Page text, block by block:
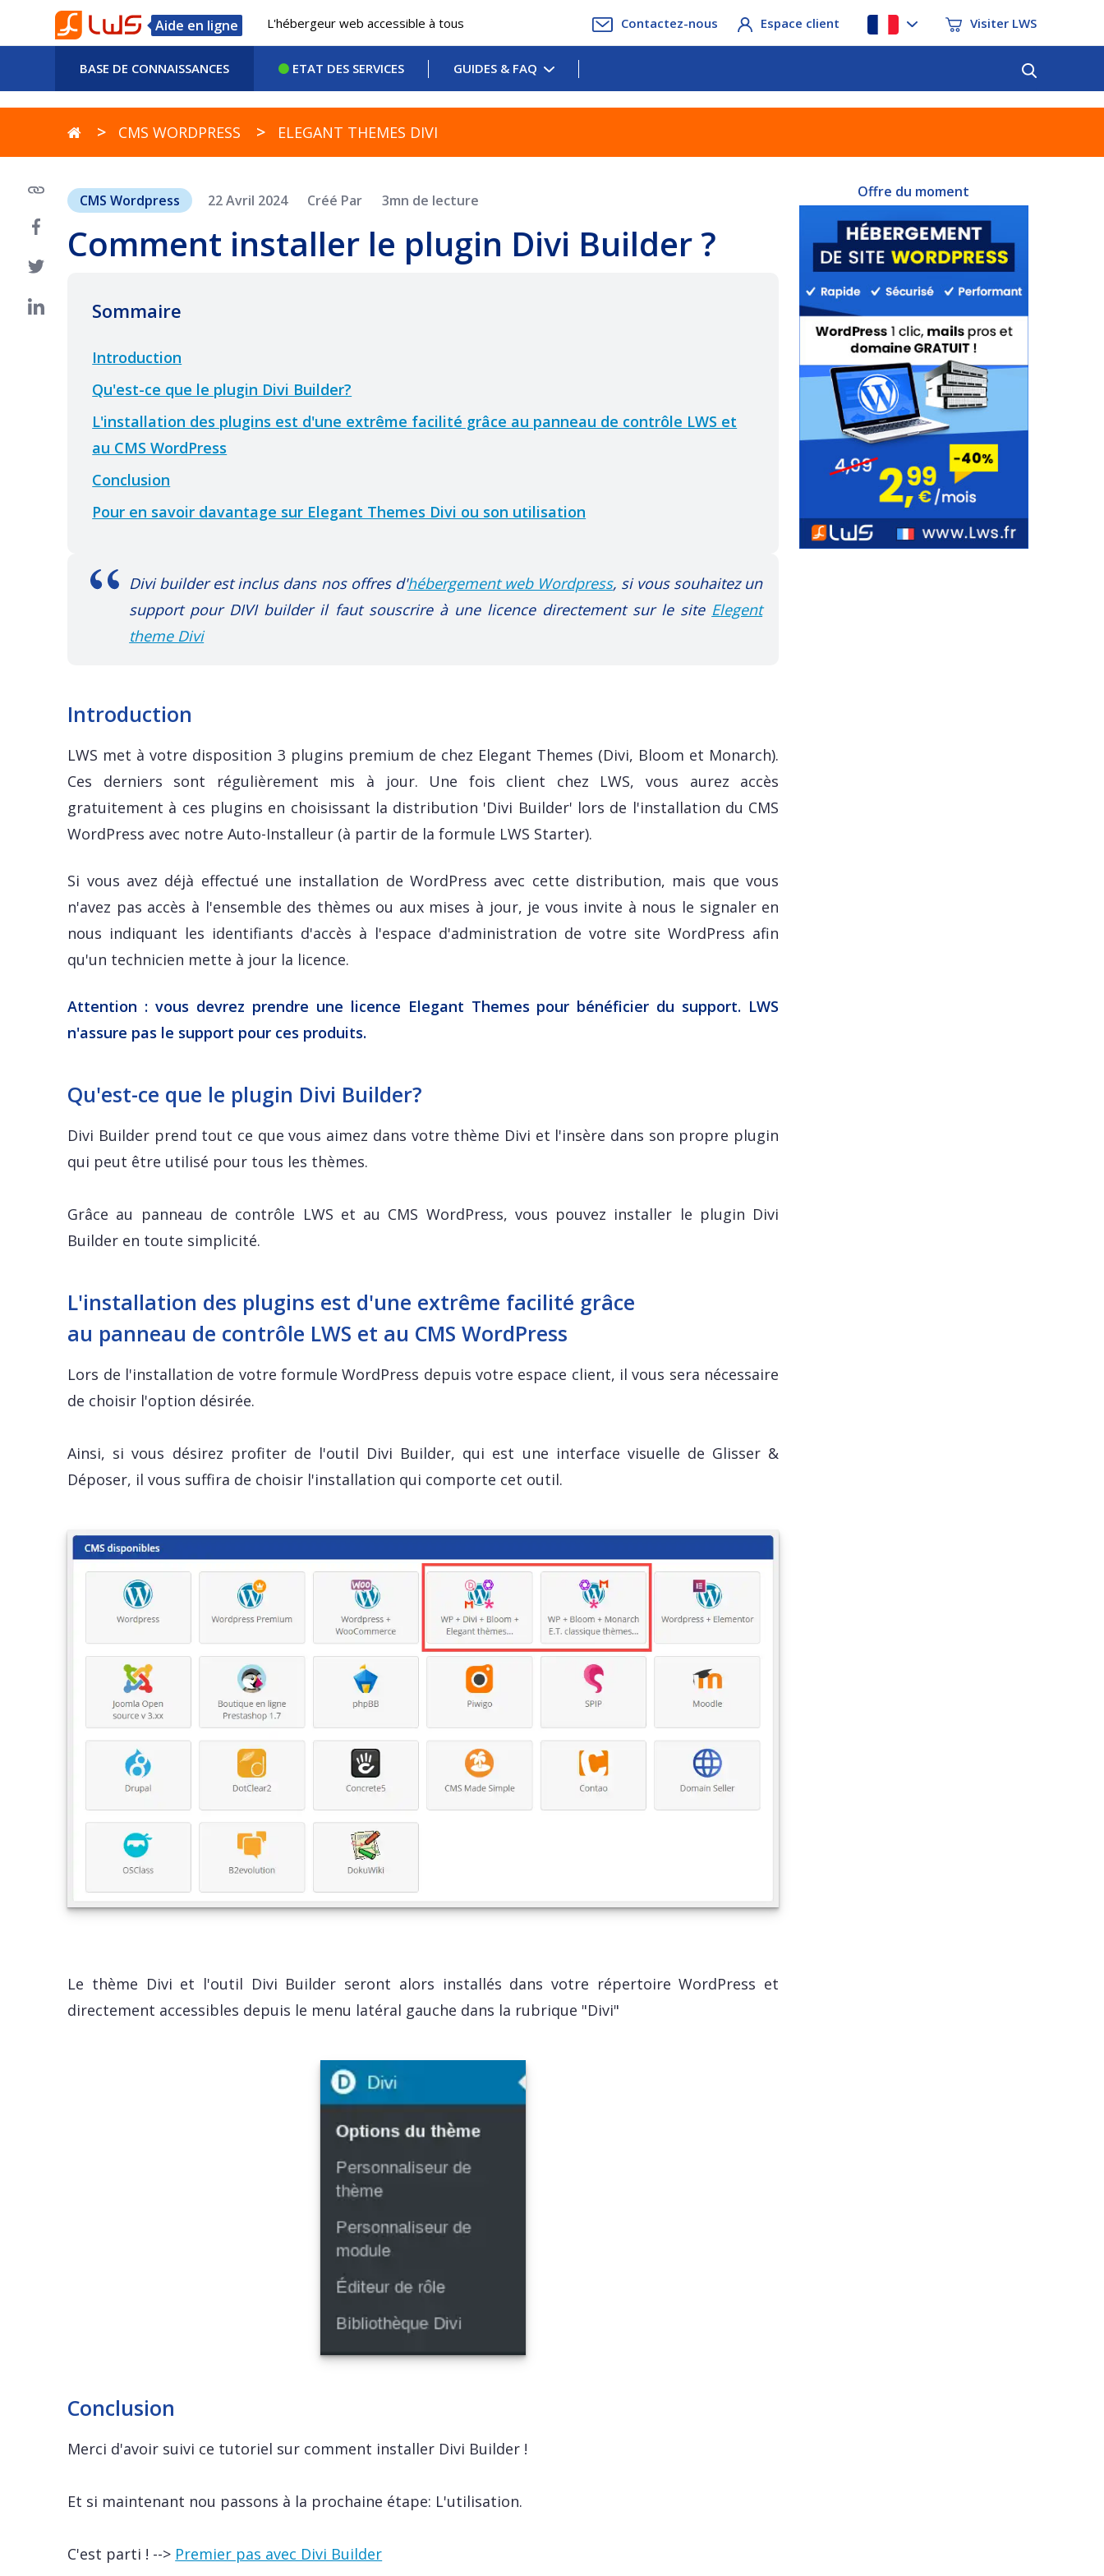
Aide en ligne L'hébergeur web accessible à tous Contactez-nous Espace client Visiter LWS
BASE DE CONNAISSANCES ETAT DES SERVICES GUIDES & FAQ
CMS WORDPRESS ELEGANT THEMES DIVI
CMS Wordpress 22 Avril 2024 Créé Par 3mn de lecture
Comment installer le plugin Divi Builder ?
Sommaire
Introduction
Qu'est-ce que le plugin Divi Builder?
L'installation des plugins est d'une extrême facilité grâce au panneau de contrôle LWS et
au CMS WordPress
Conclusion
Pour en savoir davantage sur Elegant Themes Divi ou son utilisation
Divi builder est inclus dans nos offres d'hébergement web Wordpress, si vous souhaitez un
support pour DIVI builder il faut souscrire à une licence directement sur le site Elegent
theme Divi
Introduction
LWS met à votre disposition 3 plugins premium de chez Elegant Themes (Divi, Bloom et Monarch).
Ces derniers sont régulièrement mis à jour. Une fois client chez LWS, vous aurez accès
gratuitement à ces plugins en choisissant la distribution 'Divi Builder' lors de l'installation du CMS
WordPress avec notre Auto-Installeur (à partir de la formule LWS Starter).
Si vous avez déjà effectué une installation de WordPress avec cette distribution, mais que vous
n'avez pas accès à l'ensemble des thèmes ou aux mises à jour, je vous invite à nous le signaler en
nous indiquant les identifiants d'accès à l'espace d'administration de votre site WordPress afin
qu'un technicien mette à jour la licence.
Attention : vous devrez prendre une licence Elegant Themes pour bénéficier du support. LWS
n'assure pas le support pour ces produits.
Qu'est-ce que le plugin Divi Builder?
Divi Builder prend tout ce que vous aimez dans votre thème Divi et l'insère dans son propre plugin
qui peut être utilisé pour tous les thèmes.
Grâce au panneau de contrôle LWS et au CMS WordPress, vous pouvez installer le plugin Divi
Builder en toute simplicité.
L'installation des plugins est d'une extrême facilité grâce
au panneau de contrôle LWS et au CMS WordPress
Lors de l'installation de votre formule WordPress depuis votre espace client, il vous sera nécessaire
de choisir l'option désirée.
Ainsi, si vous désirez profiter de l'outil Divi Builder, qui est une interface visuelle de Glisser &
Déposer, il vous suffira de choisir l'installation qui comporte cet outil.
Le thème Divi et l'outil Divi Builder seront alors installés dans votre répertoire WordPress et
directement accessibles depuis le menu latéral gauche dans la rubrique "Divi"
Conclusion
Merci d'avoir suivi ce tutoriel sur comment installer Divi Builder !
Et si maintenant nou passons à la prochaine étape: L'utilisation.
C'est parti ! --> Premier pas avec Divi Builder
Offre du moment